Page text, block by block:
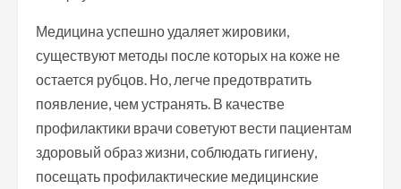
Медицина успешно удаляет жировики,
существуют методы после которых на коже не
остается рубцов. Но, легче предотвратить
появление, чем устранять. В качестве
профилактики врачи советуют вести пациентам
здоровый образ жизни, соблюдать гигиену,
посещать профилактические медицинские